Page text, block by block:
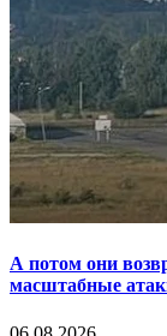
А потом они
масштабные